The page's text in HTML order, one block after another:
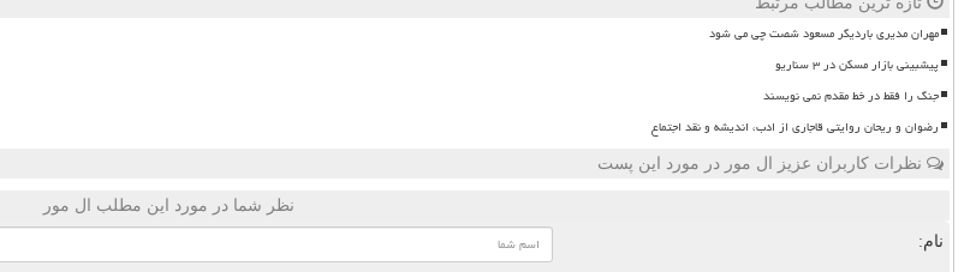
مهران مدیری باردیگر مسعود شصت چی می شود
پیشبینی بازار مسکن در ۳ سناریو
جنگ را فقط در خط مقدم نمی نویسند
رضوان و ریحان روایتی قاجاری از ادب، اندیشه و نقد اجتماع
نظرات کاربران عزیز ال مور در مورد این پست
نظر شما در مورد این مطلب ال مور
نام: